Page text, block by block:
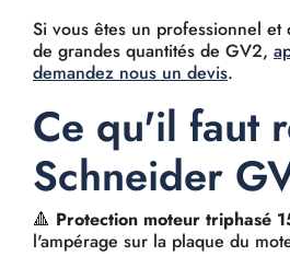
Si vous êtes un professionnel et
de grandes quantités de GV2,
demandez nous un devis.
Ce qu'il faut
Schneider
🔺 Protection moteur triphasé
l'ampérage sur la plaque du